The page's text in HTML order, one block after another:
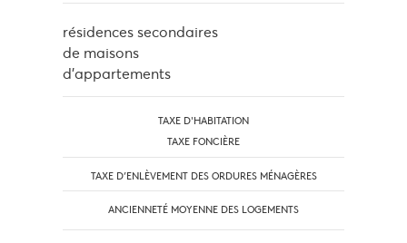
résidences secondaires
de maisons
d'appartements
TAXE D'HABITATION
TAXE FONCIÈRE
TAXE D’ENLÈVEMENT DES ORDURES MÉNAGÈRES
ANCIENNETÉ MOYENNE DES LOGEMENTS